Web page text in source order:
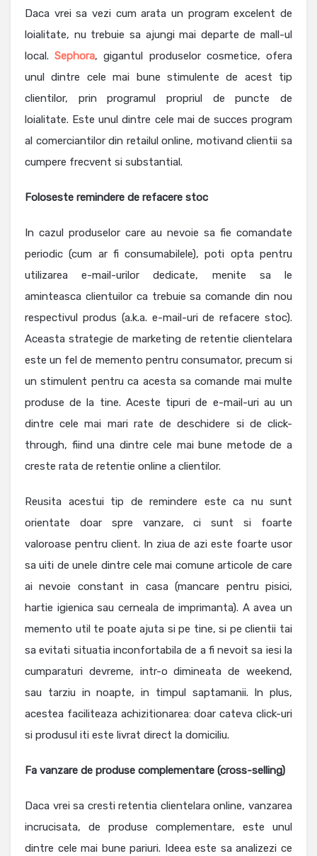
Daca vrei sa vezi cum arata un program excelent de
loialitate, nu trebuie sa ajungi mai departe de mall-ul
local.Sephora, gigantul produselor cosmetice, ofera
unul dintre cele mai bune stimulente de acest tip
clientilor, prin programul propriul de puncte de
loialitate. Este unul dintre cele mai de succes program
al comerciantilor din retailul online, motivand clientii sa
cumpere frecvent si substantial.
Foloseste remindere de refacere stoc
In cazul produselor care au nevoie sa fie comandate
periodic (cum ar fi consumabilele), poti opta pentru
utilizarea e-mail-urilor dedicate, menite sa le
aminteasca clientuilor ca trebuie sa comande din nou
respectivul produs (a.k.a. e-mail-uri de refacere stoc).
Aceasta strategie de marketing de retentie clientelara
este un fel de memento pentru consumator, precum si
un stimulent pentru ca acesta sa comande mai multe
produse de la tine. Aceste tipuri de e-mail-uri au un
dintre cele mai mari rate de deschidere si de click-
through, fiind una dintre cele mai bune metode de a
creste rata de retentie online a clientilor.
Reusita acestui tip de remindere este ca nu sunt
orientate doar spre vanzare, ci sunt si foarte
valoroase pentru client. In ziua de azi este foarte usor
sa uiti de unele dintre cele mai comune articole de care
ai nevoie constant in casa (mancare pentru pisici,
hartie igienica sau cerneala de imprimanta). A avea un
memento util te poate ajuta si pe tine, si pe clientii tai
sa evitati situatia inconfortabila de a fi nevoit sa iesi la
cumparaturi devreme, intr-o dimineata de weekend,
sau tarziu in noapte, in timpul saptamanii. In plus,
acestea faciliteaza achizitionarea: doar cateva click-uri
si produsul iti este livrat direct la domiciliu.
Fa vanzare de produse complementare (cross-selling)
Daca vrei sa cresti retentia clientelara online, vanzarea
incrucisata, de produse complementare, este unul
dintre cele mai bune pariuri. Ideea este sa analizezi ce